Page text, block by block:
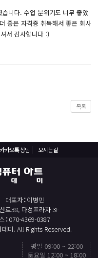
니다. 수업 분위기도 너무 좋았
좋은 자격증 취득해서 좋은 회사
서 감사합니다 :)
목록
카카오톡 상담 오시는길
대표자 이병민
로38, 다성프라자 3F
070-4369-0387
미. All Rights Reserved.
평일 09:00 ~ 22:00
토요일 12:00 ~ 18:00
TOP
레빗(REVIT))실무자 양성과정
원
워크/SPRING)